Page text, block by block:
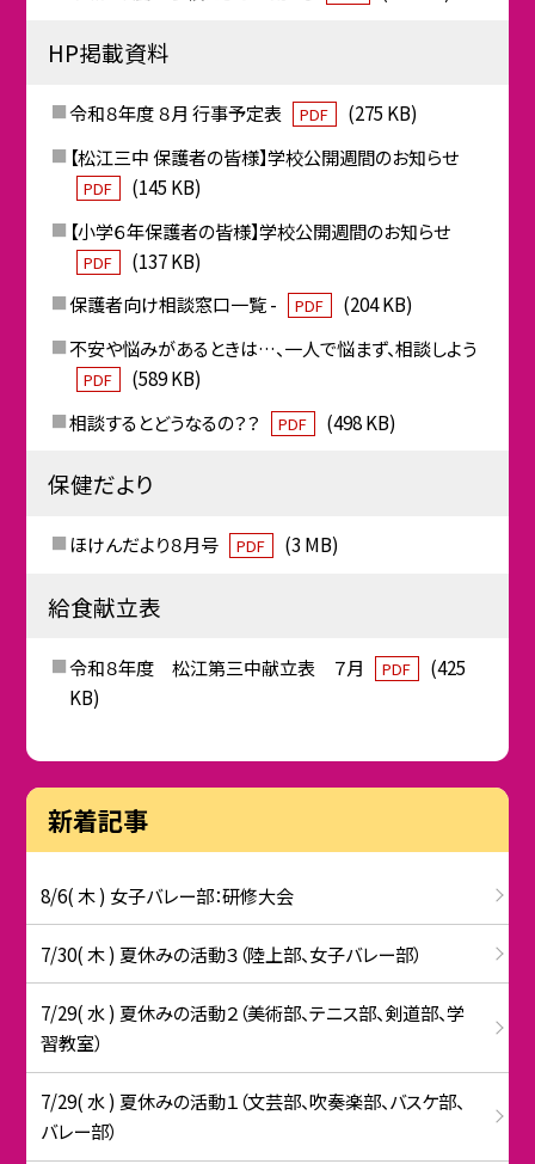
HP掲載資料
令和８年度 ８月 行事予定表 PDF
(275 KB)
【松江三中 保護者の皆様】学校公開週間のお知らせ
PDF
(145 KB)
【小学６年保護者の皆様】学校公開週間のお知らせ
PDF
(137 KB)
保護者向け相談窓口一覧 -
PDF
(204 KB)
不安や悩みがあるときは…、一人で悩まず、相談しよう
PDF
(589 KB)
相談するとどうなるの？？
PDF (498 KB)
保健だより
ほけんだより８月号 PDF (3 MB)
給食献立表
令和８年度 松江第三中献立表 ７月 PDF
(425
KB)
新着記事
8/6( 木 ) 女子バレー部：研修大会
7/30( 木 ) 夏休みの活動３（陸上部、女子バレー部）
7/29( 水 ) 夏休みの活動２（美術部、テニス部、剣道部、学
習教室）
7/29( 水 ) 夏休みの活動１（文芸部、吹奏楽部、バスケ部、
バレー部）